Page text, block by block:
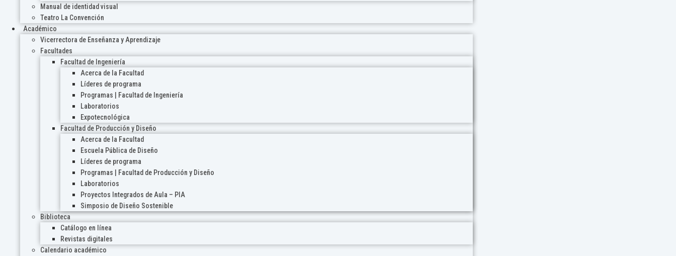
Manual de identidad visual
Teatro La Convención
Académico
Vicerrectora de Enseñanza y Aprendizaje
Facultades
Facultad de Ingeniería
Acerca de la Facultad
Líderes de programa
Programas | Facultad de Ingeniería
Laboratorios
Expotecnológica
Facultad de Producción y Diseño
Acerca de la Facultad
Escuela Pública de Diseño
Líderes de programa
Programas | Facultad de Producción y Diseño
Laboratorios
Proyectos Integrados de Aula – PIA
Simposio de Diseño Sostenible
Biblioteca
Catálogo en línea
Revistas digitales
Calendario académico